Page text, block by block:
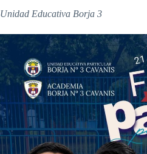
Unidad Educativa Borja 3